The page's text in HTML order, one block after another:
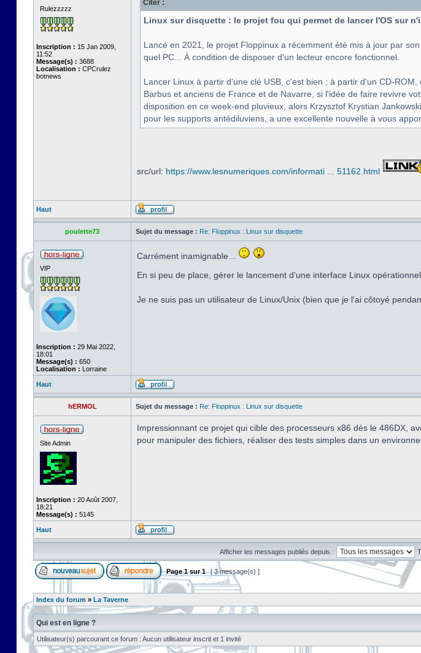
Rulezzzzz
Inscription : 15 Jan 2009,
11:52
Message(s) : 3688
Localisation : CPCrulez
botnews
Citer :
Linux sur disquette : le projet fou qui permet de lancer l'OS sur
Lancé en 2021, le projet Floppinux a récemment été mis à jour par
quel PC... À condition de disposer d'un lecteur encore fonctionnel.
Lancer Linux à partir d'une clé USB, c'est bien ; à partir d'un CD-
Barbus et anciens de France et de Navarre, si l'idée de faire revivre
disposition en ce week-end pluvieux, alors Krzysztof Krystian
pour les supports antédiluviens, a une excellente nouvelle à vous
src/url: https://www.lesnumeriques.com/informati ... 51162.html
Haut
poulette73 Sujet du message : Re: Floppinux : Linux sur disquette
VIP
Inscription : 29 Mai 2022,
18:01
Message(s) : 650
Localisation : Lorraine
Carrément inamignable...
En si peu de place, gérer le lancement d'une interface Linux
Je ne suis pas un utilisateur de Linux/Unix (bien que je l'ai côtoyé
Haut
hERMOL Sujet du message : Re: Floppinux : Linux sur disquette
Site Admin
Inscription : 20 Août 2007,
18:21
Message(s) : 5145
Impressionnant ce projet qui cible des processeurs x86 dès le 486DX,
pour manipuler des fichiers, réaliser des tests simples dans un
Haut
Afficher les messages publiés depuis :
Page1sur1 [ 3 message(s) ]
Index du forum » La Taverne
Qui est en ligne ?
Utilisateur(s) parcourant ce forum : Aucun utilisateur inscrit et 1 invité